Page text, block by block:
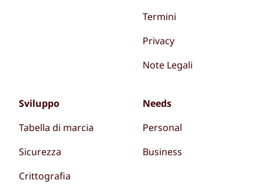
Termini
Privacy
Note Legali
Sviluppo
Tabella di marcia
Sicurezza
Crittografia
Needs
Personal
Business